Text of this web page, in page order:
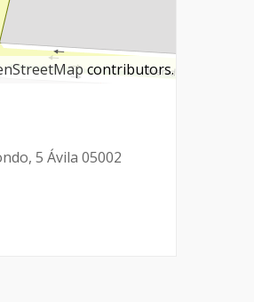
contributors.
5 Ávila 05002